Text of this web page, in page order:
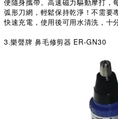
弧形刀網，輕鬆保持乾淨！不需要
快速充電，使用後可用水清洗，十
3.樂聲牌 鼻毛修剪器 ER-GN30